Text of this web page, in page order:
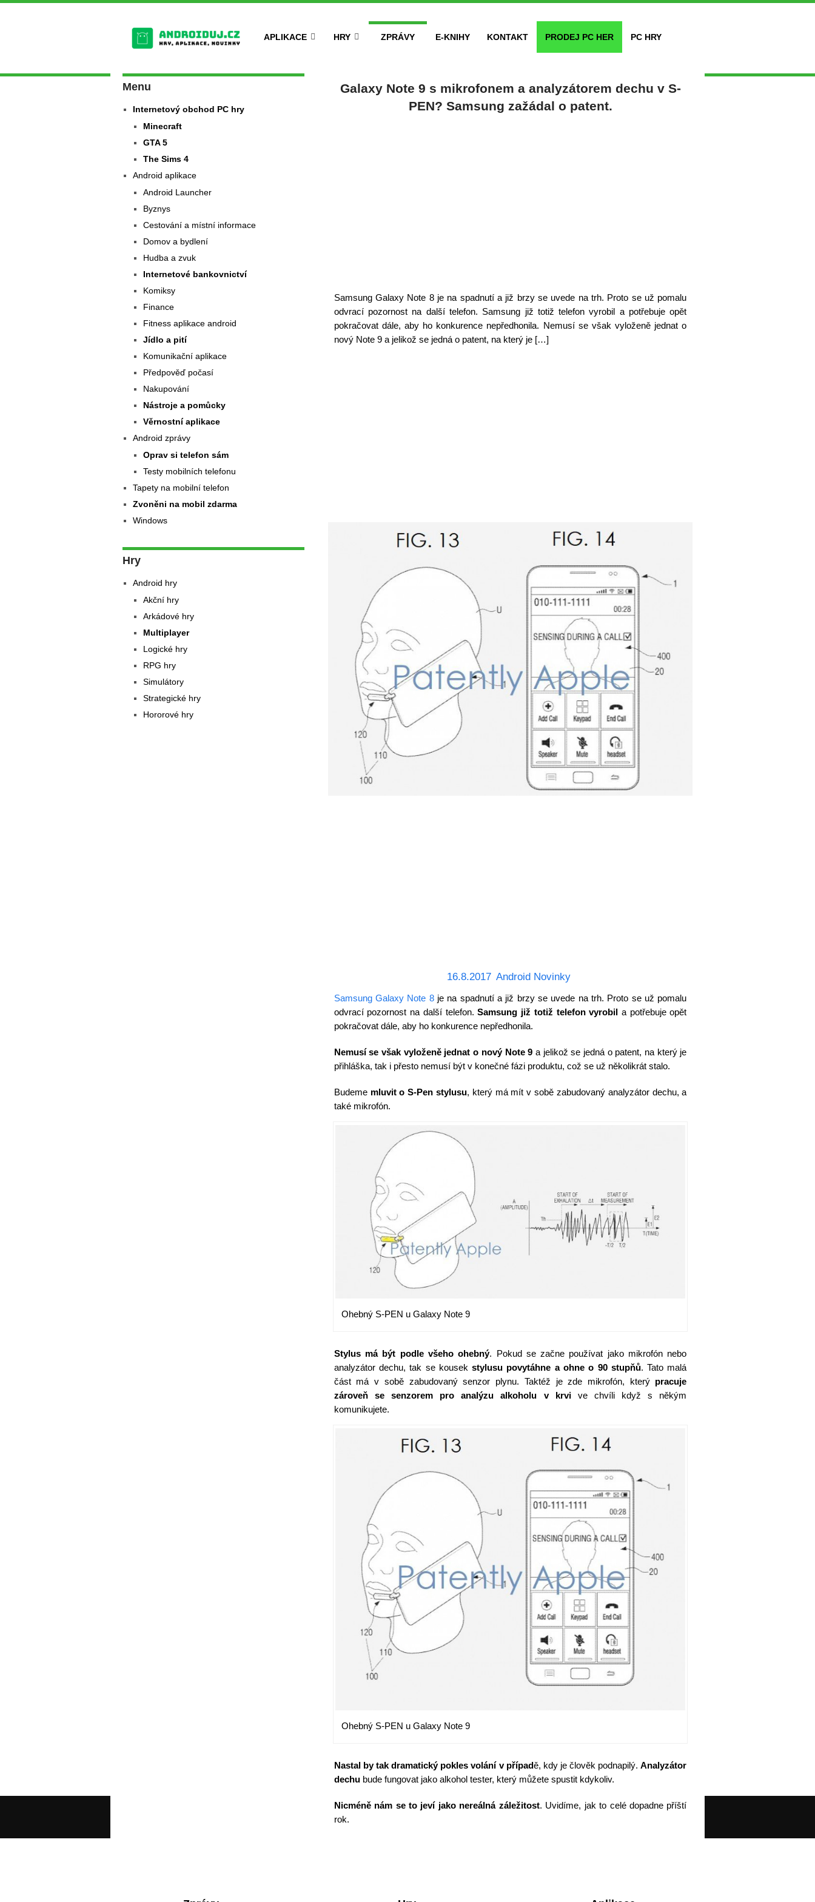
APLIKACE HRY ZPRÁVY E-KNIHY KONTAKT PRODEJ PC HER PC HRY
Galaxy Note 9 s mikrofonem a analyzátorem dechu v S-
PEN? Samsung zažádal o patent.
Samsung Galaxy Note 8 je na spadnutí a již brzy se uvede na trh. Proto se už pomalu
odvrací pozornost na další telefon. Samsung již totiž telefon vyrobil a potřebuje opět
pokračovat dále, aby ho konkurence nepředhonila. Nemusí se však vyloženě jednat o
nový Note 9 a jelikož se jedná o patent, na který je […]
16.8.2017 Android Novinky
Samsung Galaxy Note 8je na spadnutí a již brzy se uvede na trh. Proto se už pomalu
odvrací pozornost na další telefon.Samsung již totiž telefon vyrobil a potřebuje opět
pokračovat dále, aby ho konkurence nepředhonila.
Nemusí se však vyloženě jednat o nový Note 9 a jelikož se jedná o patent, na který je
přihláška, tak i přesto nemusí být v konečné fázi produktu, což se už několikrát stalo.
Budeme mluvit o S-Pen stylusu, který má mít v sobě zabudovaný analyzátor dechu, a
také mikrofón.
Ohebný S-PEN u Galaxy Note 9
Stylus má být podle všeho ohebný. Pokud se začne používat jako mikrofón nebo
analyzátor dechu, tak se kousekstylusu povytáhne a ohne o 90 stupňů. Tato malá
část má v sobě zabudovaný senzor plynu. Taktéž je zde mikrofón, který pracuje
zároveň se senzorem pro analýzu alkoholu v krvive chvíli když s někým
komunikujete.
Ohebný S-PEN u Galaxy Note 9
Nastal by tak dramatický pokles volání v případě, kdy je člověk podnapilý.Analyzátor
dechubude fungovat jako alkohol tester, který můžete spustit kdykoliv.
Nicméně nám se to jeví jako nereálná záležitost. Uvidíme, jak to celé dopadne příští
rok.
Menu
Internetový obchod PC hry
Minecraft
GTA 5
The Sims 4
Android aplikace
Android Launcher
Byznys
Cestování a místní informace
Domov a bydlení
Hudba a zvuk
Internetové bankovnictví
Komiksy
Finance
Fitness aplikace android
Jídlo a pití
Komunikační aplikace
Předpověď počasí
Nakupování
Nástroje a pomůcky
Věrnostní aplikace
Android zprávy
Oprav si telefon sám
Testy mobilních telefonu
Tapety na mobilní telefon
Zvoněni na mobil zdarma
Windows
Hry
Android hry
Akční hry
Arkádové hry
Multiplayer
Logické hry
RPG hry
Simulátory
Strategické hry
Hororové hry